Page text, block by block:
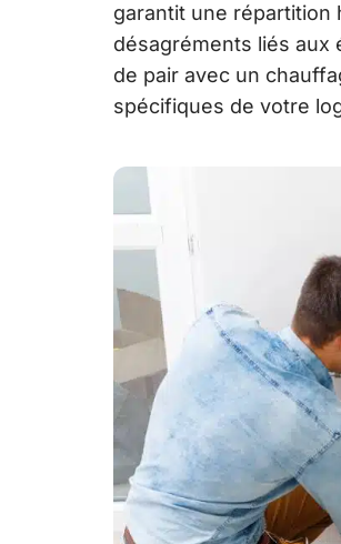
garantit une répartition
désagréments liés aux
de pair avec un
spécifiques de votre